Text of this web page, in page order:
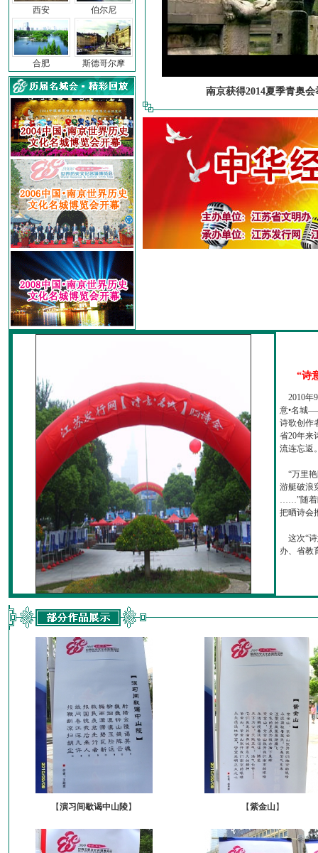
西安
合肥
伯尔尼
斯德哥尔摩
南京获得2014夏季青奥会
“诗
2010年
意•名城
诗歌创作
省20年来
流连忘返
“万里艳
游艇破浪
……”随着
把晒诗会
这次“诗
办、省教
【演习间歇谒中山陵】 【紫金山】